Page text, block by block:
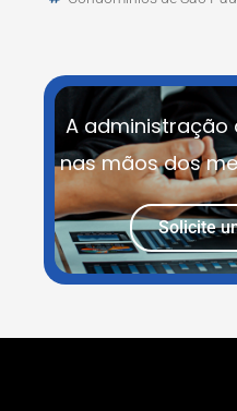
A administração
nas mãos dos
Solicite